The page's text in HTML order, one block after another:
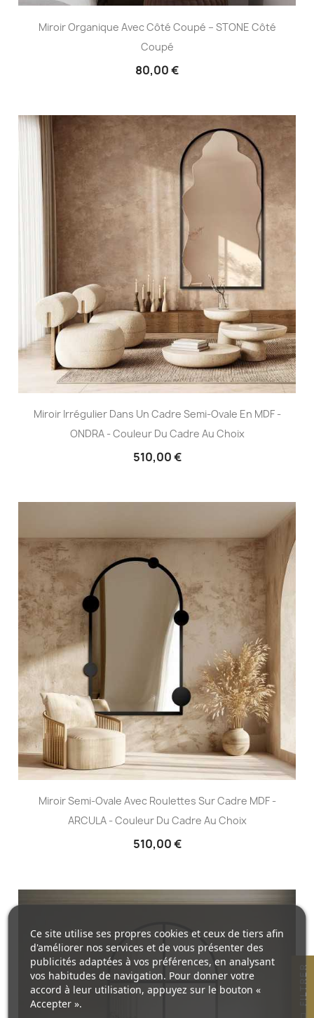
Miroir Organique Avec Côté Coupé – STONE Côté
Coupé
80,00 €
Miroir Irrégulier Dans Un Cadre Semi-Ovale En MDF -
ONDRA - Couleur Du Cadre Au Choix
510,00 €
Miroir Semi-Ovale Avec Roulettes Sur Cadre MDF -
ARCULA - Couleur Du Cadre Au Choix
510,00 €
Ce site utilise ses propres cookies et ceux de tiers afin
d'améliorer nos services et de vous présenter des
publicités adaptées à vos préférences, en analysant
vos habitudes de navigation. Pour donner votre
accord à leur utilisation, appuyez sur le bouton «
Accepter ».
R